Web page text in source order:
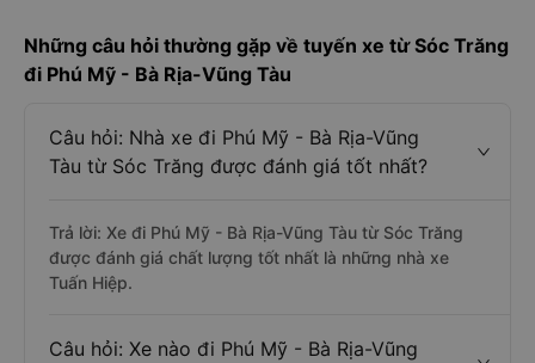
Những câu hỏi thường gặp về tuyến xe từ Sóc Trăng
đi Phú Mỹ - Bà Rịa-Vũng Tàu
Câu hỏi: Nhà xe đi Phú Mỹ - Bà Rịa-Vũng
Tàu từ Sóc Trăng được đánh giá tốt nhất?
Trả lời: Xe đi Phú Mỹ - Bà Rịa-Vũng Tàu từ Sóc Trăng
được đánh giá chất lượng tốt nhất là những nhà xe
Tuấn Hiệp.
Câu hỏi: Xe nào đi Phú Mỹ - Bà Rịa-Vũng